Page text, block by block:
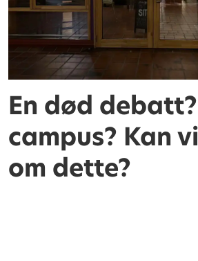
En død
campus? Kan
om dette?